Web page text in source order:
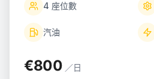
4 座位數
汽油
€800 ／日